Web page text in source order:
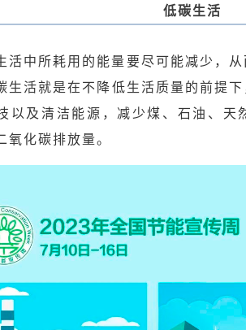
低碳生活
活中所耗用的能量要尽可能减少，
生活就是在不降低生活质量的前提
以及清洁能源，减少煤、石油、天
氧化碳排放量。